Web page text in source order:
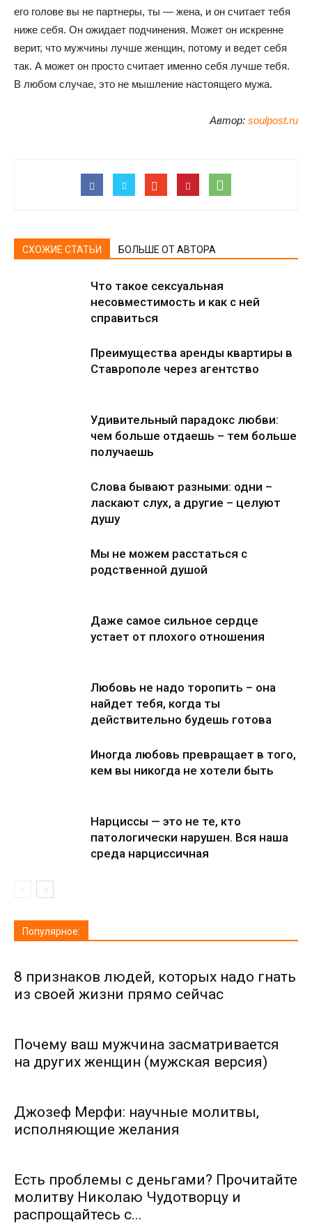
его голове вы не партнеры, ты — жена, и он считает тебя
ниже себя. Он ожидает подчинения. Может он искренне
верит, что мужчины лучше женщин, потому и ведет себя
так. А может он просто считает именно себя лучше тебя.
В любом случае, это не мышление настоящего мужа.
Автор: soulpost.ru
СХОЖИЕ СТАТЬИ БОЛЬШЕ ОТ АВТОРА
Что такое сексуальная
несовместимость и как с ней
справиться
Преимущества аренды квартиры в
Ставрополе через агентство
Удивительный парадокс любви:
чем больше отдаешь – тем больше
получаешь
Слова бывают разными: одни –
ласкают слух, а другие – целуют
душу
Мы не можем расстаться с
родственной душой
Даже самое сильное сердце
устает от плохого отношения
Любовь не надо торопить – она
найдет тебя, когда ты
действительно будешь готова
Иногда любовь превращает в того,
кем вы никогда не хотели быть
Нарциссы — это не те, кто
патологически нарушен. Вся наша
среда нарциссичная
Популярное:
8 признаков людей, которых надо гнать
из своей жизни прямо сейчас
Почему ваш мужчина засматривается
на других женщин (мужская версия)
Джозеф Мерфи: научные молитвы,
исполняющие желания
Есть проблемы с деньгами? Прочитайте
молитву Николаю Чудотворцу и
распрощайтесь с...